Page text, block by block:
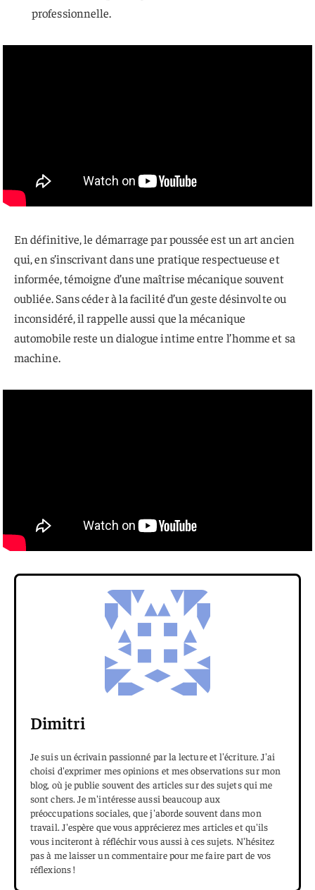
professionnelle.
En définitive, le démarrage par poussée est un art ancien
qui, en s’inscrivant dans une pratique respectueuse et
informée, témoigne d’une maîtrise mécanique souvent
oubliée. Sans céder à la facilité d’un geste désinvolte ou
inconsidéré, il rappelle aussi que la mécanique
automobile reste un dialogue intime entre l’homme et sa
machine.
Dimitri
Je suis un écrivain passionné par la lecture et l'écriture. J'ai
choisi d'exprimer mes opinions et mes observations sur mon
blog, où je publie souvent des articles sur des sujets qui me
sont chers. Je m'intéresse aussi beaucoup aux
préoccupations sociales, que j'aborde souvent dans mon
travail. J'espère que vous apprécierez mes articles et qu'ils
vous inciteront à réfléchir vous aussi à ces sujets. N'hésitez
pas à me laisser un commentaire pour me faire part de vos
réflexions !